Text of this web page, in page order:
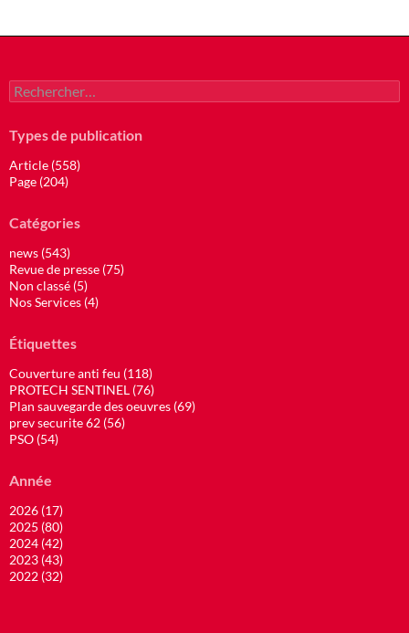
Rechercher :
Types de publication
Article (558)
Page (204)
Catégories
news (543)
Revue de presse (75)
Non classé (5)
Nos Services (4)
Étiquettes
Couverture anti feu (118)
PROTECH SENTINEL (76)
Plan sauvegarde des oeuvres (69)
prev securite 62 (56)
PSO (54)
Année
2026 (17)
2025 (80)
2024 (42)
2023 (43)
2022 (32)